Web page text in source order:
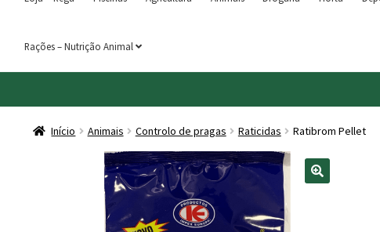
Rações – Nutrição Animal
Início Animais Controlo de pragas Raticidas
Ratibrom Pellet